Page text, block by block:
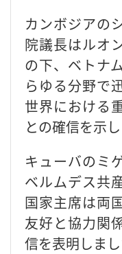
カンボジアの
院議長はルオ
の下、ベトナ
らゆる分野で
世界における
との確信を示し
キューバのミ
ベルムデス共
国家主席は両
友好と協力関
信を表明しまし